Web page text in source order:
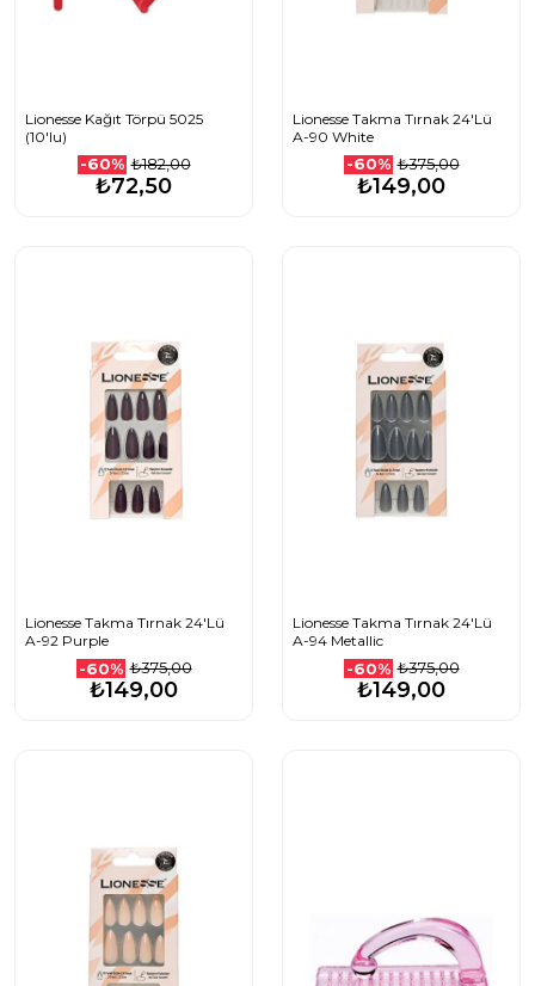
Lionesse Kağıt Törpü 5025
(10'lu)
-60% ₺182,00
₺72,50
Lionesse Takma Tırnak 24'Lü
A-90 White
-60% ₺375,00
₺149,00
Lionesse Takma Tırnak 24'Lü
A-92 Purple
-60% ₺375,00
₺149,00
Lionesse Takma Tırnak 24'Lü
A-94 Metallic
-60% ₺375,00
₺149,00